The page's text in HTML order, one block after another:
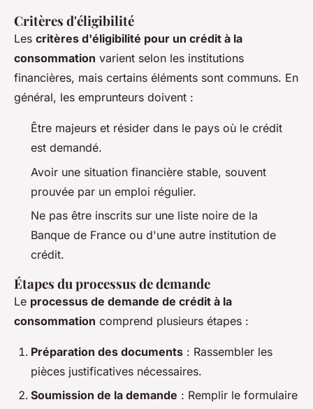
Critères d'éligibilité
Les critères d'éligibilité pour un crédit à la
consommation varient selon les institutions
financières, mais certains éléments sont communs. En
général, les emprunteurs doivent :
Être majeurs et résider dans le pays où le crédit
est demandé.
Avoir une situation financière stable, souvent
prouvée par un emploi régulier.
Ne pas être inscrits sur une liste noire de la
Banque de France ou d'une autre institution de
crédit.
Étapes du processus de demande
Le processus de demande de crédit à la
consommation comprend plusieurs étapes :
Préparation des documents : Rassembler les
pièces justificatives nécessaires.
Soumission de la demande : Remplir le formulaire